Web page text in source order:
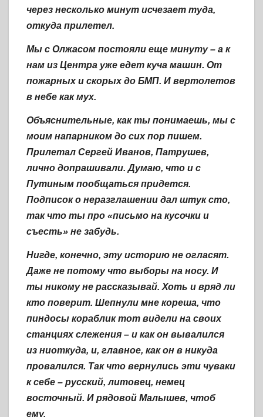
через несколько минут исчезает туда,
откуда прилетел.
Мы с Олжасом постояли еще минуту – а к
нам из Центра уже едет куча машин. От
пожарных и скорых до БМП. И вертолетов
в небе как мух.
Объяснительные, как ты понимаешь, мы с
моим напарником до сих пор пишем.
Прилетал Сергей Иванов, Патрушев,
лично допрашивали. Думаю, что и с
Путиным пообщаться придется.
Подписок о неразглашении дал штук сто,
так что ты про «письмо на кусочки и
съесть» не забудь.
Нигде, конечно, эту историю не огласят.
Даже не потому что выборы на носу. И
ты никому не рассказывай. Хоть и вряд ли
кто поверит. Шепнули мне кореша, что
пиндосы кораблик тот видели на своих
станциях слежения – и как он вывалился
из ниоткуда, и, главное, как он в никуда
провалился. Так что вернулись эти чуваки
к себе – русский, литовец, немец
восточный. И рядовой Малышев, чтоб
ему.